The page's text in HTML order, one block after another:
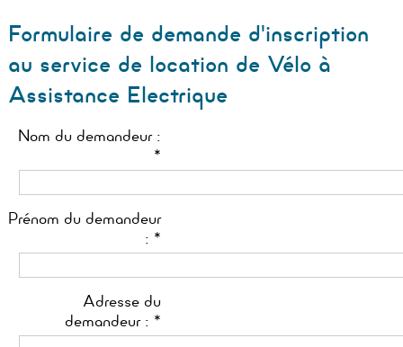
Formulaire de demande d'inscription
au service de location de Vélo à
Assistance Electrique
Nom du demandeur :
*
Prénom du demandeur
: *
Adresse du
demandeur : *